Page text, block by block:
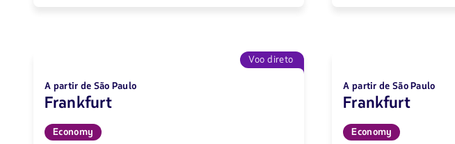
Voo direto
A partir de São Paulo
Frankfurt
Economy
A partir de São Paulo
Frankfurt
Economy